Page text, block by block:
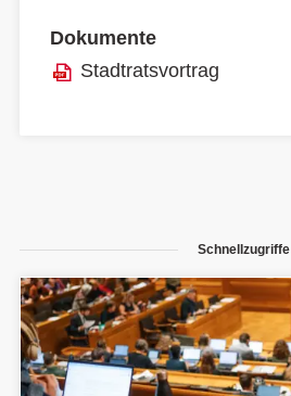
Dokumente
Stadtratsvortrag
Schnellzugriffe